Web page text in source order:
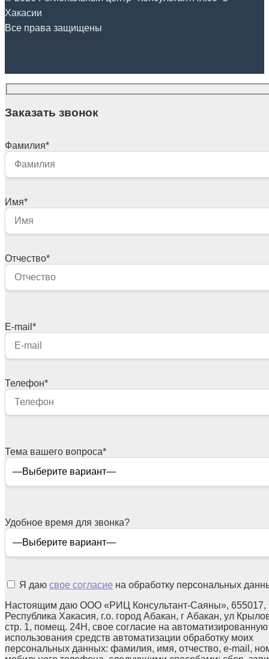
Хакасии
Все права защищены
Заказать звонок
Фамилия*
Имя*
Отчество*
E-mail *
Телефон*
Тема вашего вопроса*
Удобное время для звонка?
Я даю свое согласие на обработку персональных
Настоящим даю ООО «РИЦ Консультант-Саяны», 655017,
Республика Хакасия, г.о. город Абакан, г Абакан, ул
стр. 1, помещ. 24Н, свое согласие на автоматизированную
использования средств автоматизации обработку моих
персональных данных: фамилия, имя, отчество, e-mail,